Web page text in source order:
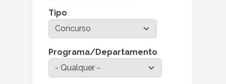
Tipo
Programa/Departamento